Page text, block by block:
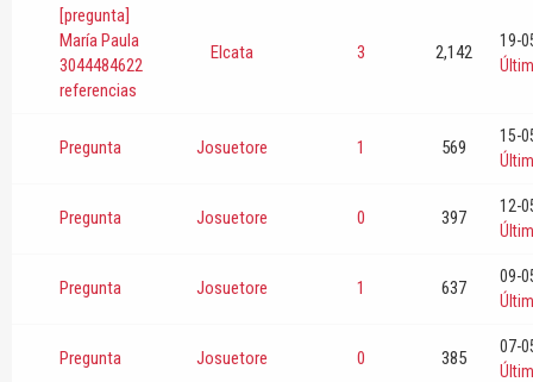
[pregunta]
María Paula
3044484622
referencias
Elcata 3 2,142
19-
Pregunta Josuetore 1 569
15-
Pregunta Josuetore 0 397
12-
Pregunta Josuetore 1 637
09-
Pregunta Josuetore 0 385
07-